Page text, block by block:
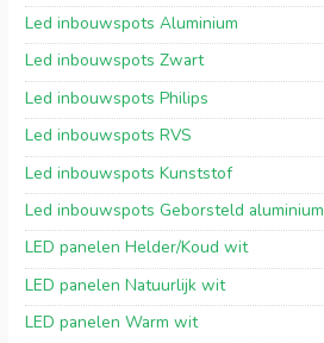
Led inbouwspots Aluminium
Led inbouwspots Zwart
Led inbouwspots Philips
Led inbouwspots RVS
Led inbouwspots Kunststof
Led inbouwspots Geborsteld aluminium
LED panelen Helder/Koud wit
LED panelen Natuurlijk wit
LED panelen Warm wit